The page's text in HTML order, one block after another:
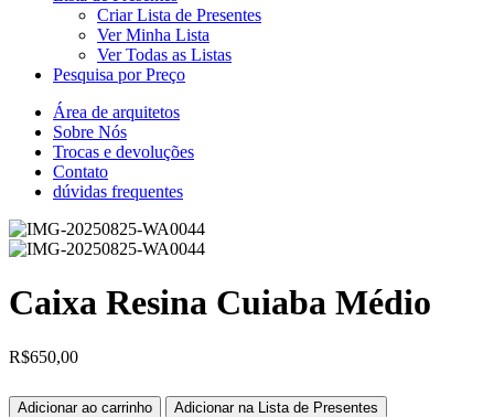
Criar Lista de Presentes
Ver Minha Lista
Ver Todas as Listas
Pesquisa por Preço
Área de arquitetos
Sobre Nós
Trocas e devoluções
Contato
dúvidas frequentes
Caixa Resina Cuiaba Médio
R$650,00
Adicionar ao carrinho Adicionar na Lista de Presentes